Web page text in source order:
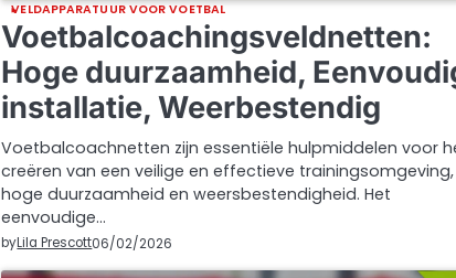
VELDAPPARATUUR VOOR VOETBAL
Voetbalcoachingsveldnetten:
Hoge duurzaamheid,
installatie, Weerbestendig
Voetbalcoachnetten zijn essentiële hulpmiddelen voor
creëren van een veilige en effectieve
hoge duurzaamheid en weersbestendigheid. Het
eenvoudige…
byLila Prescott06/02/2026